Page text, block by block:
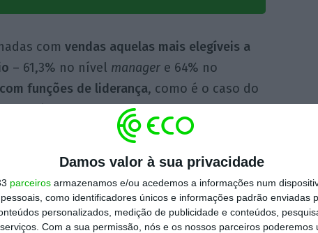
Damos valor à sua privacidade
parceiros armazenamos e/ou acedemos a informações num
como identificadores únicos e informações padrão enviadas
personalizados, medição de publicidade e conteúdos,
Com a sua permissão, nós e os nossos parceiros poderemos
com vendas aquelas mais elegíveis a
– 61,3% no nível manager e 64% no
funções de liderança, como é o caso do
de um subsídio em alternativa ao carro ou
dois benefícios, as categorias mais
níveis executivos de business unit heade
professional(não-vendas)”, refere ainda a